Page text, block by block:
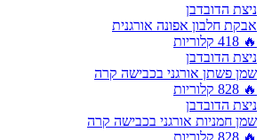
ניצת הדובדבן
אבקת חלבון אפונה אורגנית
🔥
418 קלוריות
ניצת הדובדבן
שמן פשתן אורגני בכבישה קרה
🔥
828 קלוריות
ניצת הדובדבן
שמן חמניות אורגני בכבישה קרה
🔥
828 קלוריות